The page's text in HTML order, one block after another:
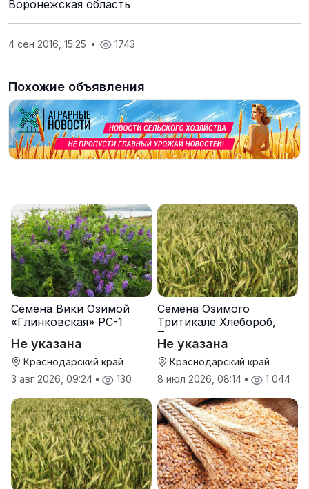
Воронежская область
4 сен 2016, 15:25 • 1743
Похожие объявления
Семена Вики Озимой
«Глинковская» РС-1
Не указана
Краснодарский край
3 авг 2026, 09:24 • 130
Семена Озимого
Тритикале Хлебороб,
Тихон
Не указана
Краснодарский край
8 июл 2026, 08:14 • 1 044